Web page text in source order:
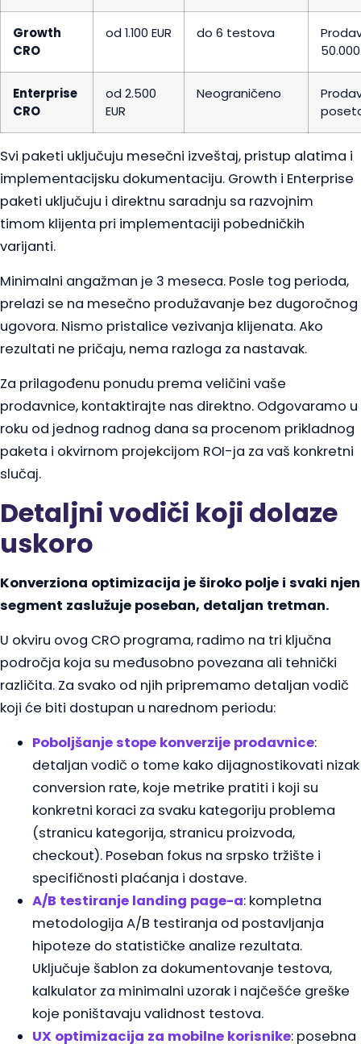
Growth
CRO
od 1.100 EUR do 6 testova
Enterprise
CRO
od 2.500
EUR
Neograničeno
Svi paketi uključuju mesečni izveštaj, pristup alatima i
implementacijsku dokumentaciju. Growth i Enterprise
paketi uključuju i direktnu saradnju sa razvojnim
timom klijenta pri implementaciji pobedničkih
varijanti.
Minimalni angažman je 3 meseca. Posle tog perioda,
prelazi se na mesečno produžavanje bez dugoročnog
ugovora. Nismo pristalice vezivanja klijenata. Ako
rezultati ne pričaju, nema razloga za nastavak.
Za prilagođenu ponudu prema veličini vaše
prodavnice, kontaktirajte nas direktno. Odgovaramo u
roku od jednog radnog dana sa procenom prikladnog
paketa i okvirnom projekcijom ROI-ja za vaš konkretni
slučaj.
Detaljni vodiči koji dolaze
uskoro
Konverziona optimizacija je široko polje i svaki njen
segment zaslužuje poseban, detaljan tretman.
U okviru ovog CRO programa, radimo na tri ključna
področja koja su međusobno povezana ali tehnički
različita. Za svako od njih pripremamo detaljan vodič
koji će biti dostupan u narednom periodu:
Poboljšanje stope konverzije prodavnice:
detaljan vodič o tome kako dijagnostikovati nizak
conversion rate, koje metrike pratiti i koji su
konkretni koraci za svaku kategoriju problema
(stranicu kategorija, stranicu proizvoda,
checkout). Poseban fokus na srpsko tržište i
specifičnosti plaćanja i dostave.
A/B testiranje landing page-a: kompletna
metodologija A/B testiranja od postavljanja
hipoteze do statističke analize rezultata.
Uključuje šablon za dokumentovanje testova,
kalkulator za minimalni uzorak i najčešće greške
koje poništavaju validnost testova.
UX optimizacija za mobilne korisnike: posebna